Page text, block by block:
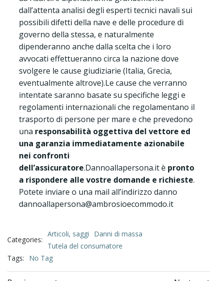
dall’attenta analisi degli esperti tecnici navali sui
possibili difetti della nave e delle procedure di
governo della stessa, e naturalmente
dipenderanno anche dalla scelta che i loro
avvocati effettueranno circa la nazione dove
svolgere le cause giudiziarie (Italia, Grecia,
eventualmente altrove).Le cause che verranno
intentate saranno basate su specifiche leggi e
regolamenti internazionali che regolamentano il
trasporto di persone per mare e che prevedono
una responsabilità oggettiva del vettore ed
una garanzia immediatamente azionabile
nei confronti
dell’assicuratore.Dannoallapersona.it è pronto
a rispondere alle vostre domande e richieste.
Potete inviare o una mail all’indirizzo danno
dannoallapersona@ambrosioecommodo.it
Categories:
Articoli, saggi
Danni di massa
Tutela del consumatore
Tags:
No Tag